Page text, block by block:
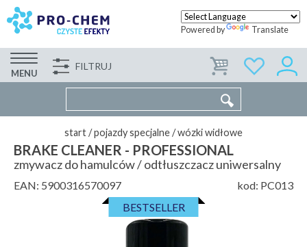
Powered by Translate
MENU
FILTRUJ WSPÓŁPRACA KONTAKT
start/pojazdy specjalne/wózki widłowe
BRAKE CLEANER - PROFESSIONAL
zmywacz do hamulców / odtłuszczacz uniwersalny
EAN: 5900316570097 kod: PC013
BESTSELLER